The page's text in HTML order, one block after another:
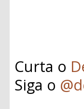
Curta o
Siga o